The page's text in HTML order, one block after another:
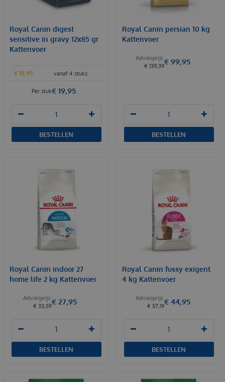
Royal Canin digest
sensitive in gravy 12x85 gr
Kattenvoer
vanaf 4 stuks
€ 18, 95
€ 19,95
Per stuk
BESTELLEN
Royal Canin persian 10 kg
Kattenvoer
€ 139,39€ 99,95
BESTELLEN
Royal Canin indoor 27
home life 2 kg Kattenvoer
€ 33,59€ 27,95
BESTELLEN
Royal Canin fussy exigent
4 kg Kattenvoer
€ 57,19€ 44,95
BESTELLEN